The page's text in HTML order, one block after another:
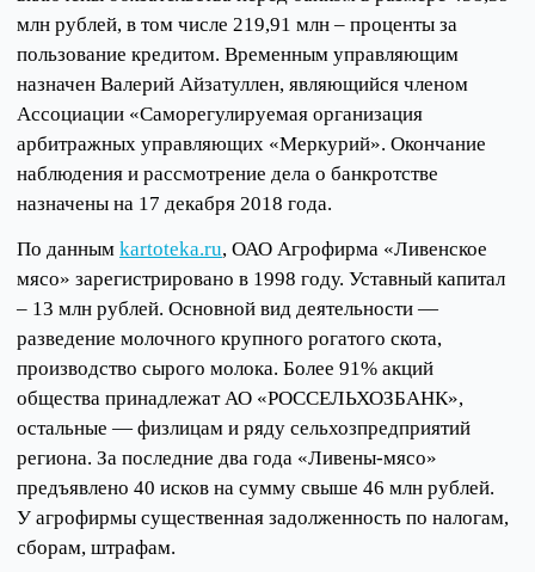
млн рублей, в том числе 219,91 млн – проценты за
пользование кредитом. Временным управляющим
назначен Валерий Айзатуллен, являющийся членом
Ассоциации «Саморегулируемая организация
арбитражных управляющих «Меркурий». Окончание
наблюдения и рассмотрение дела о банкротстве
назначены на 17 декабря 2018 года.
По данным kartoteka.ru, ОАО Агрофирма «Ливенское
мясо» зарегистрировано в 1998 году. Уставный капитал
– 13 млн рублей. Основной вид деятельности —
разведение молочного крупного рогатого скота,
производство сырого молока. Более 91% акций
общества принадлежат АО «РОССЕЛЬХОЗБАНК»,
остальные — физлицам и ряду сельхозпредприятий
региона. За последние два года «Ливены-мясо»
предъявлено 40 исков на сумму свыше 46 млн рублей.
У агрофирмы существенная задолженность по налогам,
сборам, штрафам.